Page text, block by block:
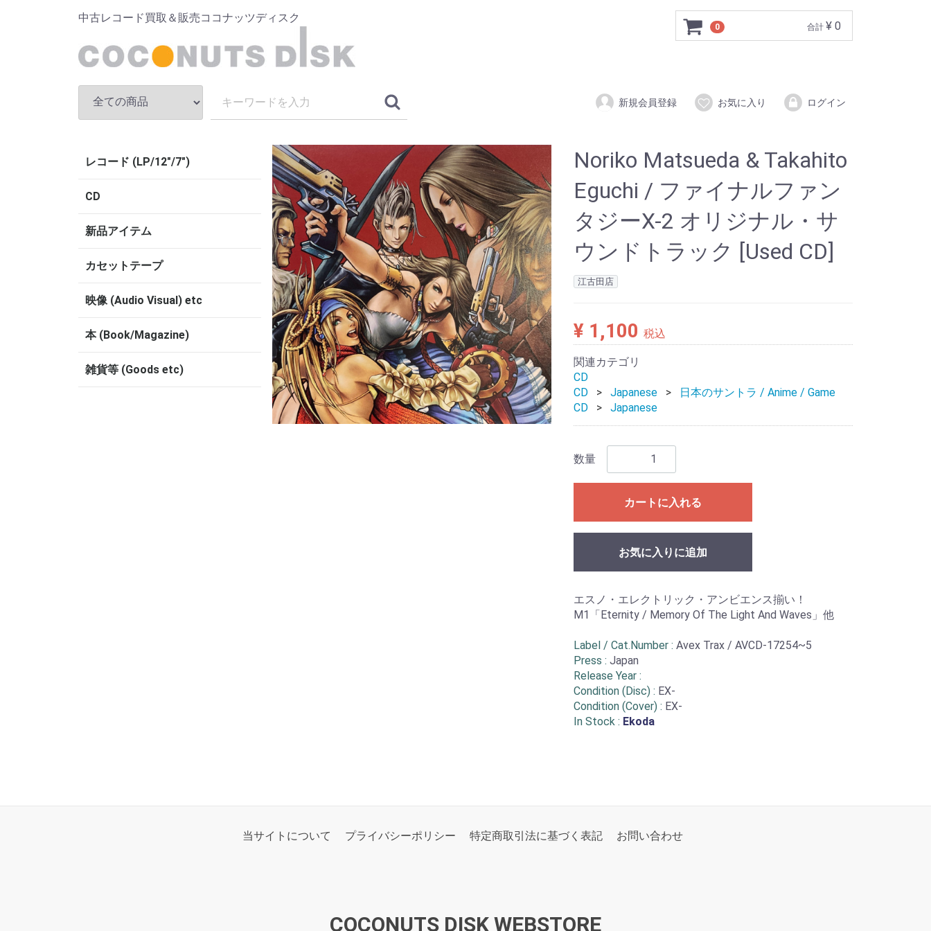
中古レコード買取＆販売ココナッツディスク
0 合計 ¥ 0
新規会員登録 お気に入り ログイン
レコード (LP/12"/7")
CD
新品アイテム
カセットテープ
映像 (Audio Visual) etc
本 (Book/Magazine)
雑貨等 (Goods etc)
Noriko Matsueda & Takahito
Eguchi / ファイナルファン
タジーX-2 オリジナル・サ
ウンドトラック [Used CD]
江古田店
¥ 1,100 税込
関連カテゴリ
CD
CD
Japanese
日本のサントラ / Anime / Game
CD
Japanese
数量
カートに入れる
お気に入りに追加
エスノ・エレクトリック・アンビエンス揃い！
M1「Eternity / Memory Of The Light And Waves」他
Label / Cat.Number : Avex Trax / AVCD-17254~5
Press : Japan
Release Year :
Condition (Disc) : EX-
Condition (Cover) : EX-
In Stock : Ekoda
当サイトについて プライバシーポリシー 特定商取引法に基づく表記 お問い合わせ
COCONUTS DISK WEBSTORE